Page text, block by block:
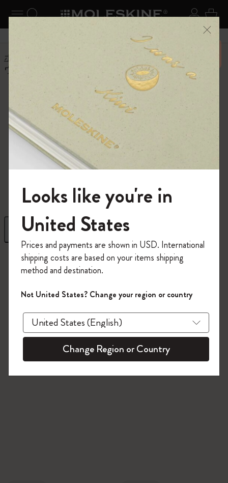
ナビゲーションの切替 ログ
検索 (キーワードなど) カ
6,500円以上のご購入で送料無料 メニ
ーを閉じる
ホーム
12カ月ダイアリー
ウィークリーダイアリー
ウィークリーダイ
アリー
使い勝手の良いレイアウトで一週間の予定
フィルター 並び替え
72 プロダクツ
モレスキンの世界へようこそ
「WELCOME10」を入力すると、初回注
文が10%オフ＋送料無料になります。セ
ール・アウトレット品は適用外。
Moleskineアカウントを作成して限定オフ
ァーや会員特典、さらに多くのインスピ
レーションを手に入れましょう。
今すぐ会員登録 !
Looks like you're in
United States
Prices and payments are shown in USD. International
shipping costs are based on your items shipping
method and destination.
Not United States? Change your region or country
Change Region or Country